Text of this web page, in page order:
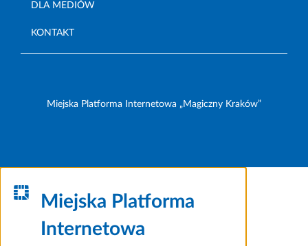
DLA MEDIÓW
KONTAKT
Miejska Platforma Internetowa „Magiczny Kraków”
Miejska Platforma
Internetowa